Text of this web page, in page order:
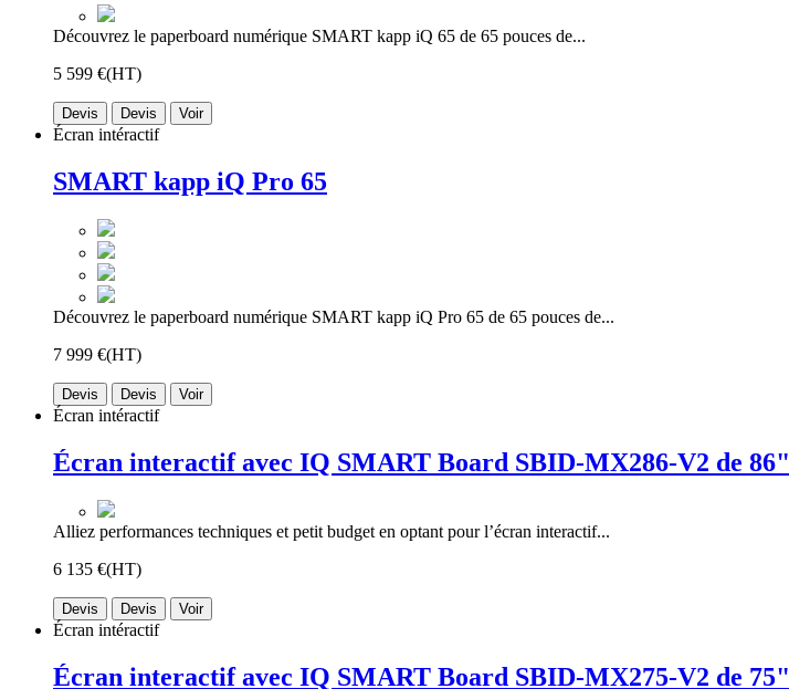
Découvrez le paperboard numérique SMART kapp iQ 65 de 65 pouces de...
5 599 €(HT)
Devis Devis Voir
Écran intéractif
SMART kapp iQ Pro 65
Découvrez le paperboard numérique SMART kapp iQ Pro 65 de 65 pouces de...
7 999 €(HT)
Devis Devis Voir
Écran intéractif
Écran interactif avec IQ SMART Board SBID-MX286-V2 de 86"
Alliez performances techniques et petit budget en optant pour l’écran interactif...
6 135 €(HT)
Devis Devis Voir
Écran intéractif
Écran interactif avec IQ SMART Board SBID-MX275-V2 de 75"